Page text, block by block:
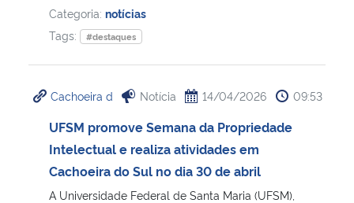
Categoria: notícias
Tags:
#destaques
Cachoeira d Notícia 14/04/2026 09:53
UFSM promove Semana da Propriedade
Intelectual e realiza atividades em
Cachoeira do Sul no dia 30 de abril
A Universidade Federal de Santa Maria (UFSM),